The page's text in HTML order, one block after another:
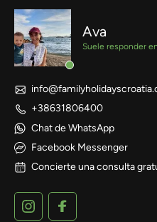
Ava
Suele responder
+38631806400
Chat de WhatsApp
Facebook Messenger
Concierte una consulta